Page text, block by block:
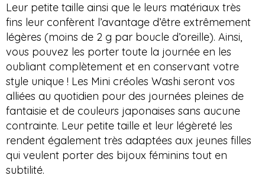
Leur petite taille ainsi que le leurs matériaux très
fins leur confèrent l’avantage d’être extrêmement
légères (moins de 2 g par boucle d’oreille). Ainsi,
vous pouvez les porter toute la journée en les
oubliant complètement et en conservant votre
style unique ! Les Mini créoles Washi seront vos
alliées au quotidien pour des journées pleines de
fantaisie et de couleurs japonaises sans aucune
contrainte. Leur petite taille et leur légèreté les
rendent également très adaptées aux jeunes filles
qui veulent porter des bijoux féminins tout en
subtilité.